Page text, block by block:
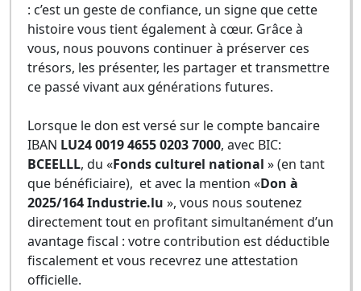
: c’est un geste de confiance, un signe que cette
histoire vous tient également à cœur. Grâce à
vous, nous pouvons continuer à préserver ces
trésors, les présenter, les partager et transmettre
ce passé vivant aux générations futures.
Lorsque le don est versé sur le compte bancaire
IBAN LU24 0019 4655 0203 7000, avec BIC:
BCEELLL, du «Fonds culturel national » (en tant
que bénéficiaire), et avec la mention «Don à
2025/164 Industrie.lu », vous nous soutenez
directement tout en profitant simultanément d’un
avantage fiscal : votre contribution est déductible
fiscalement et vous recevrez une attestation
officielle.